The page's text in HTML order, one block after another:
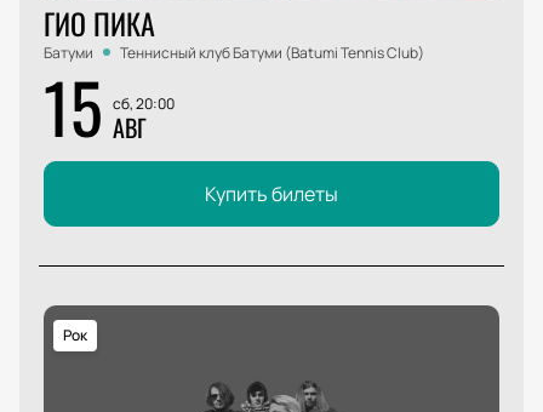
ГИО ПИКА
Батуми Теннисный клуб Батуми (Batumi Tennis Club)
15 сб, 20:00
АВГ
Купить билеты
Рок